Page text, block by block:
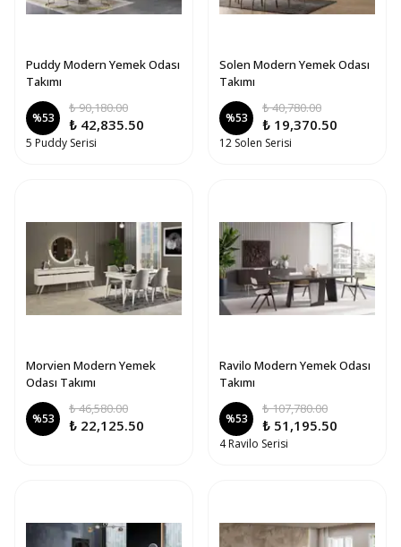
Puddy Modern Yemek Odası
Takımı
%53
₺ 90,180.00
₺ 42,835.50
5 Puddy Serisi
Solen Modern Yemek Odası
Takımı
%53
₺ 40,780.00
₺ 19,370.50
12 Solen Serisi
Morvien Modern Yemek
Odası Takımı
%53
₺ 46,580.00
₺ 22,125.50
Ravilo Modern Yemek Odası
Takımı
%53
₺ 107,780.00
₺ 51,195.50
4 Ravilo Serisi